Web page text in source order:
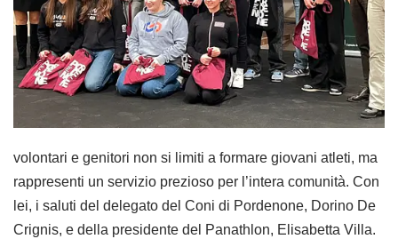
volontari e genitori non si limiti a formare giovani atleti, ma
rappresenti un servizio prezioso per l’intera comunità. Con
lei, i saluti del delegato del Coni di Pordenone, Dorino De
Crignis, e della presidente del Panathlon, Elisabetta Villa.